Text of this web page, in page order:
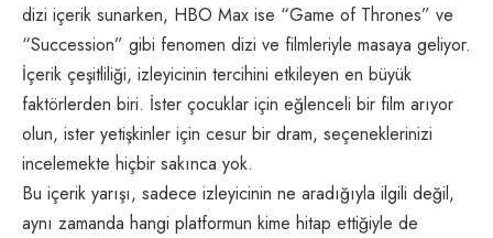
dizi içerik sunarken, HBO Max ise “Game of Thrones” ve
“Succession” gibi fenomen dizi ve filmleriyle masaya geliyor.
İçerik çeşitliliği, izleyicinin tercihini etkileyen en büyük
faktörlerden biri. İster çocuklar için eğlenceli bir film arıyor
olun, ister yetişkinler için cesur bir dram, seçeneklerinizi
incelemekte hiçbir sakınca yok.
Bu içerik yarışı, sadece izleyicinin ne aradığıyla ilgili değil,
aynı zamanda hangi platformun kime hitap ettiğiyle de